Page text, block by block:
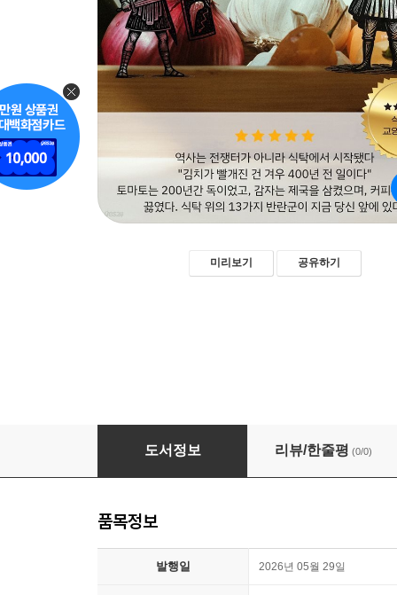
미리보기 공유하기
식탁 위의 반란군
도서정보 리뷰/한줄평 (0/0)
품목정보
발행일 2026년 05월 29일